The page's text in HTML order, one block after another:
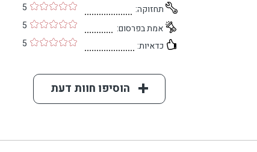
תחזוקה:
5
אמת בפרסום:
5
כדאיות:
5
הוסיפו חוות דעת